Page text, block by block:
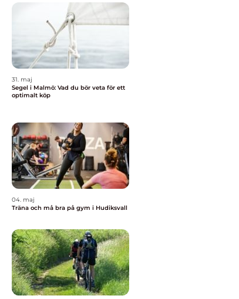
31. maj
Segel i Malmö: Vad du bör veta för ett
optimalt köp
04. maj
Träna och må bra på gym i Hudiksvall